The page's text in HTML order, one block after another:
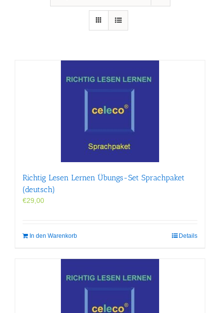
Richtig Lesen Lernen Übungs-Set Sprachpaket
(deutsch)
€29,00
In den Warenkorb Details